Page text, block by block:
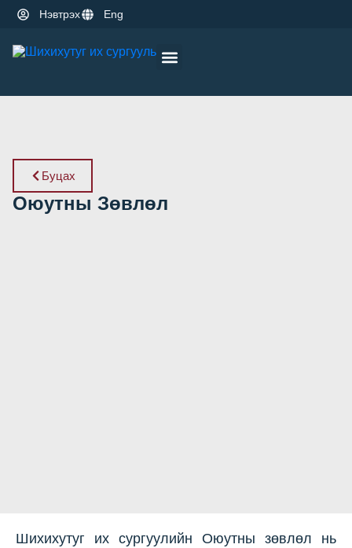
Нэвтрэх Eng
Буцах
Оюутны Зөвлөл
Шихихутуг их сургуулийн Оюутны зөвлөл нь